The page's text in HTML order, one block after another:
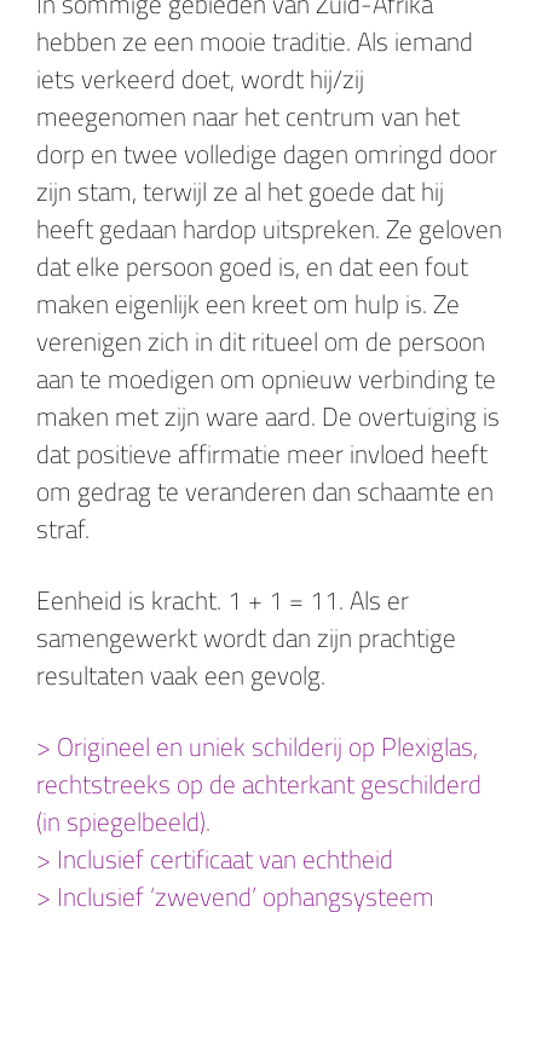
hebben ze een mooie traditie. Als iemand
iets verkeerd doet, wordt hij/zij
meegenomen naar het centrum van het
dorp en twee volledige dagen omringd door
zijn stam, terwijl ze al het goede dat hij
heeft gedaan hardop uitspreken. Ze geloven
dat elke persoon goed is, en dat een fout
maken eigenlijk een kreet om hulp is. Ze
verenigen zich in dit ritueel om de persoon
aan te moedigen om opnieuw verbinding te
maken met zijn ware aard. De overtuiging is
dat positieve affirmatie meer invloed heeft
om gedrag te veranderen dan schaamte en
straf.
Eenheid is kracht. 1 + 1 = 11. Als er
samengewerkt wordt dan zijn prachtige
resultaten vaak een gevolg.
> Origineel en uniek schilderij op Plexiglas,
rechtstreeks op de achterkant geschilderd
(in spiegelbeeld).
> Inclusief certificaat van echtheid
> Inclusief ‘zwevend’ ophangsysteem